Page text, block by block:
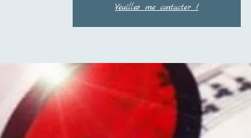
Veuillez me contacter !